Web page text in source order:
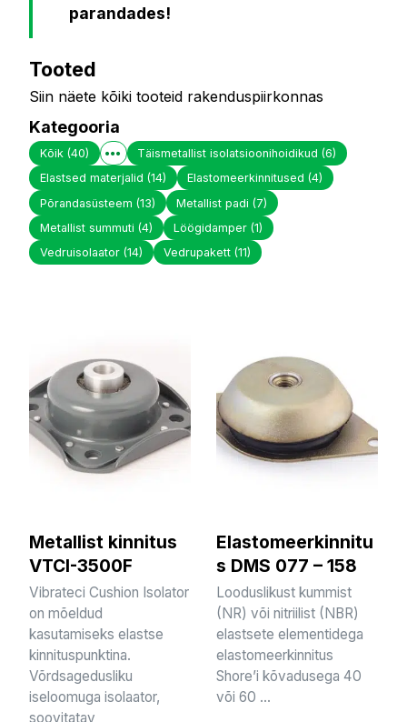
parandades!
Tooted
Siin näete kõiki tooteid rakenduspiirkonnas
Kategooria
Kõik (40) Täismetallist isolatsioonihoidikud(6)
Elastsed materjalid (14) Elastomeerkinnitused(4)
Põrandasüsteem (13) Metallist padi(7)
Metallist summuti (4) Löögidamper(1)
Vedruisolaator (14) Vedrupakett(11)
Metallist kinnitus
VTCI-3500F
Vibrateci Cushion Isolator
on mõeldud
kasutamiseks elastse
kinnituspunktina.
Võrdsagedusliku
iseloomuga isolaator,
soovitatav
Elastomeerkinnitu
s DMS 077 – 158
Looduslikust kummist
(NR) või nitriilist (NBR)
elastsete elementidega
elastomeerkinnitus
Shore’i kõvadusega 40
või 60 ...